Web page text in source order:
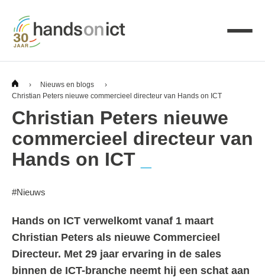
› Nieuws en blogs
›
Christian Peters nieuwe commercieel directeur van Hands on ICT
Christian Peters nieuwe
commercieel directeur van
Hands on ICT
#Nieuws
Hands on ICT verwelkomt vanaf 1 maart
Christian Peters als nieuwe Commercieel
Directeur. Met 29 jaar ervaring in de sales
binnen de ICT-branche neemt hij een schat aan